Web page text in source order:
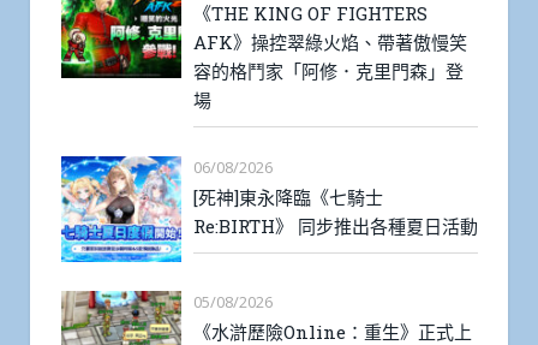
《THE KING OF FIGHTERS
AFK》操控翠綠火焰、帶著傲慢笑
容的格鬥家「阿修．克里門森」登
場
06/08/2026
[死神]東永降臨《七騎士
Re:BIRTH》 同步推出各種夏日活動
05/08/2026
《水滸歷險Online：重生》正式上